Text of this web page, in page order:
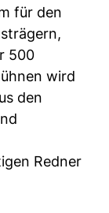
für den
500
wird
den
Redner